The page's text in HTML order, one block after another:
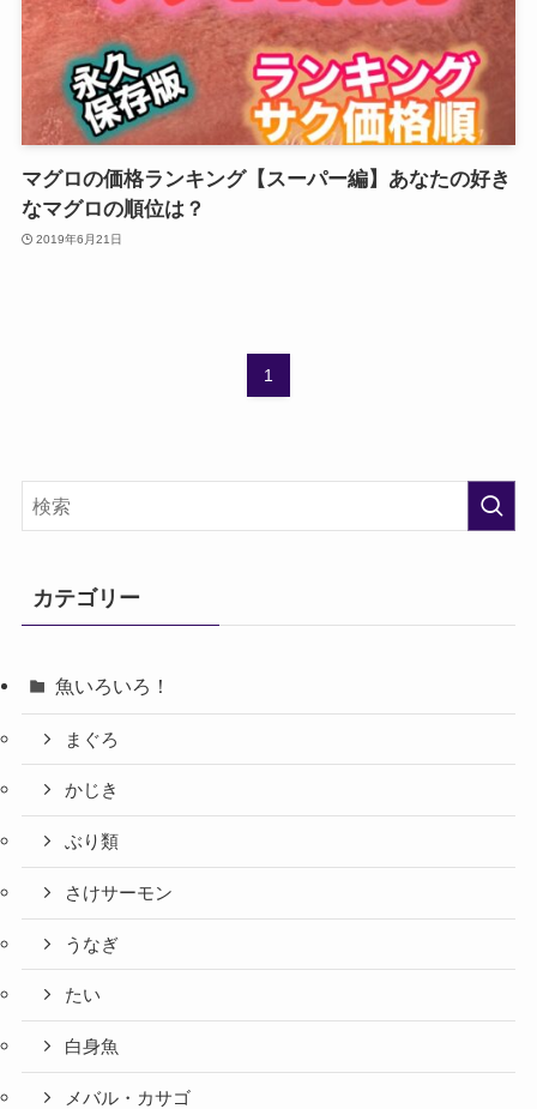
マグロの価格ランキング【スーパー編】あなたの好き
なマグロの順位は？
2019年6月21日
1
カテゴリー
魚いろいろ！
まぐろ
かじき
ぶり類
さけサーモン
うなぎ
たい
白身魚
メバル・カサゴ